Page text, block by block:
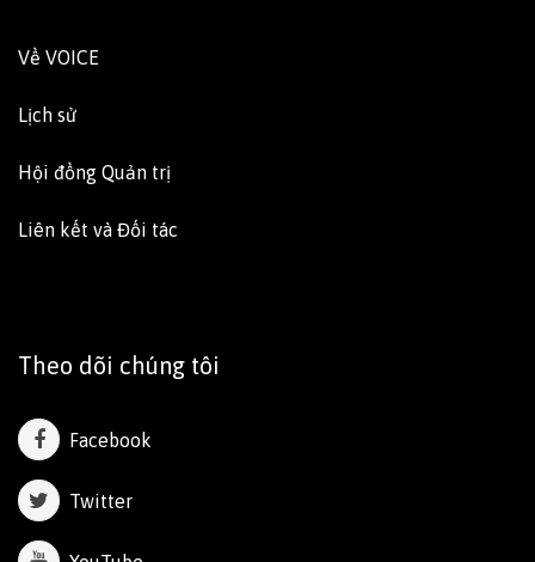
Về VOICE
Lịch sử
Hội đồng Quản trị
Liên kết và Đối tác
Theo dõi chúng tôi
Facebook
Twitter